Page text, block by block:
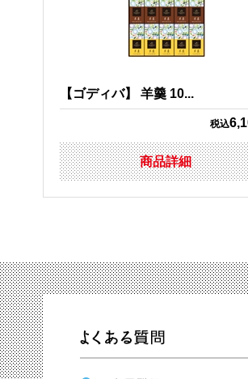
【ゴディバ】 羊羹 10...
税込
商品詳細